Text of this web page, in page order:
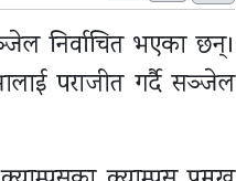
निर्वाचित भएका छन्।
पराजीत गर्दै सञ्जेल